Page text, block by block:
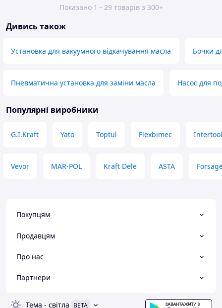
Показано 1 - 29 товарів з 300+
Дивись також
Установка для вакуумного відкачування масла Бочки
Пневматична установка для заміни масла Насос для
Популярні виробники
G.I.Kraft Yato Toptul Flexbimec Intertool
Vevor MAR-POL Kraft Dele ASTA
Покупцям
Продавцям
Про нас
Партнери
Тема - світла BETA